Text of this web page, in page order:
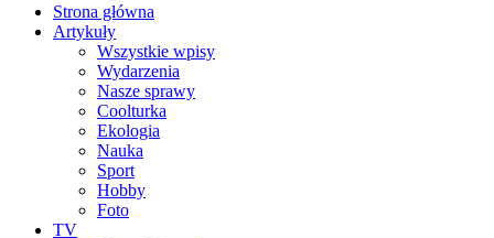
Strona główna
Artykuły
Wszystkie wpisy
Wydarzenia
Nasze sprawy
Coolturka
Ekologia
Nauka
Sport
Hobby
Foto
TV